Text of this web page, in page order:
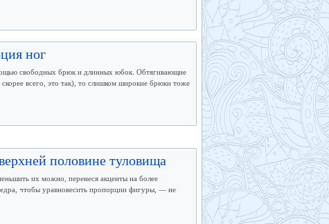
ног
свободных брюк и длинных юбок. Обтягивающие
всего, это так), то слишком широкие брюки тоже
половине туловища
их можно, перенеся акценты на более
чтобы уравновесить пропорции фигуры, — не